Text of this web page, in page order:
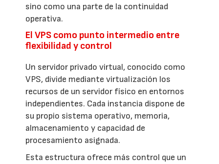
sino como una parte de la continuidad
operativa.
El VPS como punto intermedio entre
flexibilidad y control
Un servidor privado virtual, conocido como
VPS, divide mediante virtualización los
recursos de un servidor físico en entornos
independientes. Cada instancia dispone de
su propio sistema operativo, memoria,
almacenamiento y capacidad de
procesamiento asignada.
Esta estructura ofrece más control que un